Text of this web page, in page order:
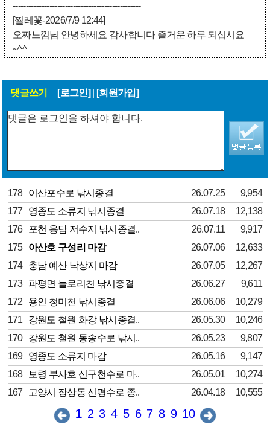
-------------------------------------------------
[찔레꽃-2026/7/9 12:44]
오짜느낌님 안녕하세요 감사합니다 즐거운 하루 되십시요
~^^
댓글쓰기 [로그인] [회원가입]
178 이산포수로 낚시종결 26.07.25
9,954
177
영종도 소류지 낚시종결 26.07.18
12,138
176
포천 용담 저수지 낚시종결.. 26.07.11
9,917
175
아산호 구성리 마감 26.07.06
12,633
174
충남 예산 낙상지 마감 26.07.05
12,267
173
파평면 늘로리천 낚시종결 26.06.27
9,611
172
용인 청미천 낚시종결 26.06.06
10,279
171
강원도 철원 화강 낚시종결.. 26.05.30
10,246
170
강원도 철원 동송수로 낚시.. 26.05.23
9,807
169
영종도 소류지 마감 26.05.16
9,147
168
보령 부사호 신구천수로 마.. 26.05.01
10,274
167
고양시 장상동 신평수로 종.. 26.04.18 10,555
1 2 3 4 5 6 7 8 9 10